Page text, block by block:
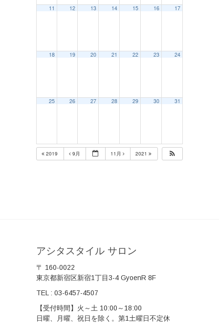
11 12 13 14 15 16 17
18 19 20 21 22 23 24
25 26 27 28 29 30 31
2019 9月 11月 2021
アシタスタイル サロン
〒 160-0022
東京都新宿区新宿1丁目3-4 GyoenR 8F
TEL : 03-6457-4507
【受付時間】火～土 10:00～18:00
日曜、月曜、祝日を除く。第1土曜日不定休